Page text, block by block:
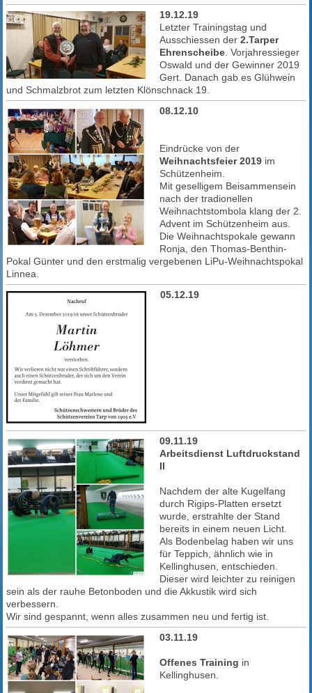
19.12.19
Letzter Trainingstag und
Ausschiessen der 2.Tarper
Ehrenscheibe. Vorjahressieger
Oswald und der Gewinner 2019
Gert. Danach gab es Glühwein
und Schmalzbrot zum letzten Klönschnack 19.
08.12.10
Eindrücke von der
Weihnachtsfeier 2019im
Schützenheim.
Mit geselligem Beisammensein
nach der tradionellen
Weihnachtstombola klang der 2.
Advent im Schützenheim aus.
Die Weihnachtspokale gewann
Ronja, den Thomas-Benthin-
Pokal Günter und den erstmalig vergebenen LiPu-Weihnachtspokal
Linnea.
05.12.19
09.11.19
Arbeitsdienst Luftdruckstand
II
Nachdem der alte Kugelfang
durch Rigips-Platten ersetzt
wurde, erstrahlte der Stand
bereits in einem neuen Licht.
Als Bodenbelag haben wir uns
für Teppich, ähnlich wie in
Kellinghusen, entschieden.
Dieser wird leichter zu reinigen
sein als der rauhe Betonboden und die Akkustik wird sich
verbessern.
Wir sind gespannt, wenn alles zusammen neu und fertig ist.
03.11.19
Offenes Training in
Kellinghusen.